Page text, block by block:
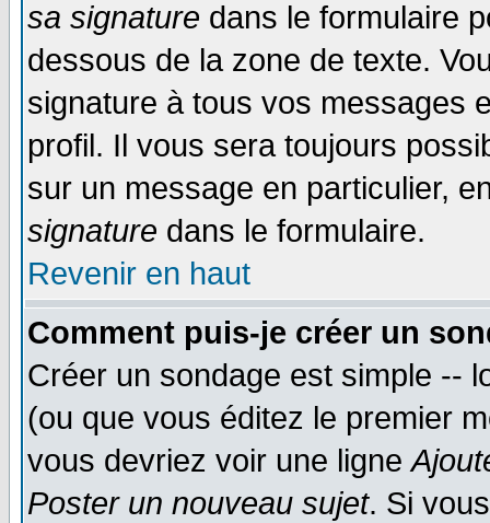
sa signature dans le formulaire
dessous de la zone de texte.
signature à tous vos messages
profil. Il vous sera toujours
sur un message en particulier,
signature dans le formulaire.
Revenir en haut
Comment puis-je créer un
Créer un sondage est simple --
(ou que vous éditez le premier
vous devriez voir une ligne
Poster un nouveau sujet. Si